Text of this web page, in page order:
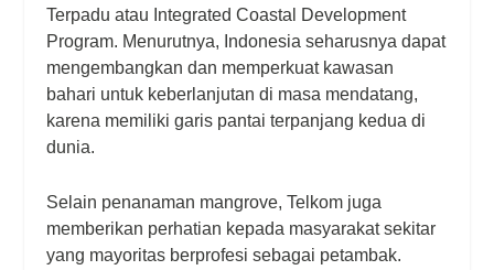
Terpadu atau Integrated Coastal Development
Program. Menurutnya, Indonesia seharusnya dapat
mengembangkan dan memperkuat kawasan
bahari untuk keberlanjutan di masa mendatang,
karena memiliki garis pantai terpanjang kedua di
dunia.
Selain penanaman mangrove, Telkom juga
memberikan perhatian kepada masyarakat sekitar
yang mayoritas berprofesi sebagai petambak.